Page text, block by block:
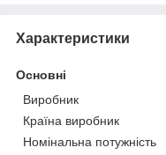
Характеристики
Основні
Виробник
Країна виробник
Номінальна потужність